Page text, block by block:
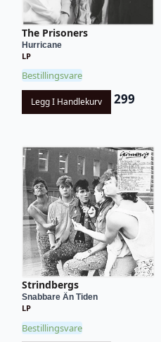
The Prisoners
Hurricane
LP
Bestillingsvare
Legg I Handlekurv 299
Strindbergs
Snabbare Än Tiden
LP
Bestillingsvare